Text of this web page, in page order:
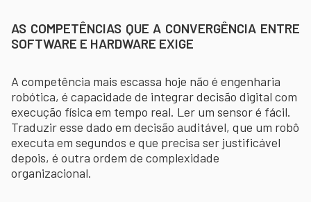
AS COMPETÊNCIAS QUE A CONVERGÊNCIA ENTRE
SOFTWARE E HARDWARE EXIGE
A competência mais escassa hoje não é engenharia
robótica, é capacidade de integrar decisão digital com
execução física em tempo real. Ler um sensor é fácil.
Traduzir esse dado em decisão auditável, que um robô
executa em segundos e que precisa ser justificável
depois, é outra ordem de complexidade
organizacional.